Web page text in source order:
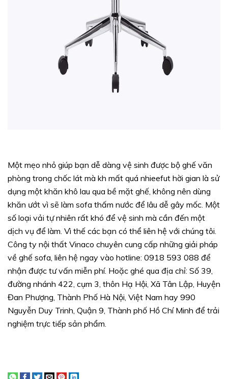
Một mẹo nhỏ giúp bạn dễ dàng vệ sinh được bộ ghế văn
phòng trong chốc lát mà kh mất quá nhieefut hời gian là sử
dụng một khăn khô lau qua bề mặt ghế, không nên dùng
khăn ướt vì sẽ làm sofa thấm nước để lâu dễ gây mốc. Một
số loại vải tự nhiên rất khó để vệ sinh mà cần đến một
dịch vụ để làm. Vì thế các bạn có thể liên hệ với chúng tôi.
Công ty nội thất Vinaco chuyên cung cấp những giải pháp
về ghế sofa, liên hệ ngay vào hotline: 0918 593 088 để
nhận được tư vấn miễn phí. Hoặc ghé qua địa chỉ: Số 39,
đường nhánh 422, cụm 3, thôn Hạ Hội, Xã Tân Lập, Huyện
Đan Phượng, Thành Phố Hà Nội, Việt Nam hay 990
Nguyễn Duy Trinh, Quận 9, Thành phố Hồ Chí Minh để trải
nghiệm trực tiếp sản phẩm.